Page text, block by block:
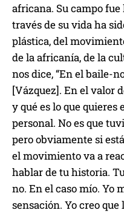
africana. Su campo
través de su vida ha
plástica, del
de la africanía, de la
nos dice, “En el baile-
[Vázquez]. En el valor
y qué es lo que
personal. No es que
pero obviamente si
el movimiento va a
hablar de tu historia.
no. En el caso mío. Yo
sensación. Yo creo